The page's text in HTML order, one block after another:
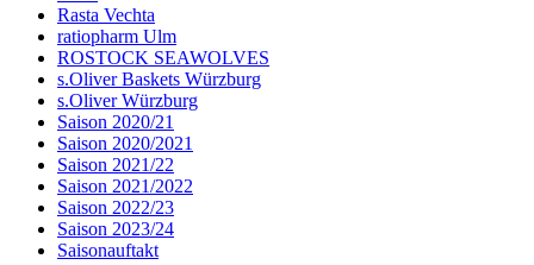
Rasta Vechta
ratiopharm Ulm
ROSTOCK SEAWOLVES
s.Oliver Baskets Würzburg
s.Oliver Würzburg
Saison 2020/21
Saison 2020/2021
Saison 2021/22
Saison 2021/2022
Saison 2022/23
Saison 2023/24
Saisonauftakt